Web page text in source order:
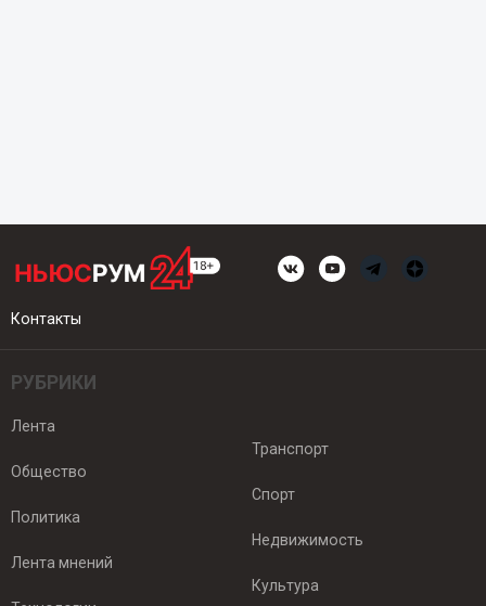
Контакты
РУБРИКИ
Лента
Общество
Политика
Лента мнений
Транспорт
Спорт
Недвижимость
Культура